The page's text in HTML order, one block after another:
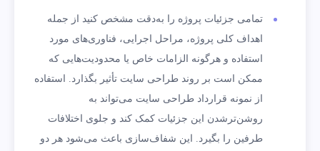
تمامی جزئیات پروژه را به‌دقت مشخص کنید از جمله
اهداف کلی پروژه، مراحل اجرایی، فناوری‌های مورد
استفاده و هرگونه الزامات خاص یا محدودیت‌هایی که
ممکن است بر روند طراحی سایت تأثیر بگذارد. استفاده
از نمونه قرارداد طراحی سایت می‌تواند به
روشن‌تر‌شدن این جزئیات کمک کند و جلوی اختلافات
طرفین را بگیرد. این شفاف‌سازی باعث می‌شود هر دو